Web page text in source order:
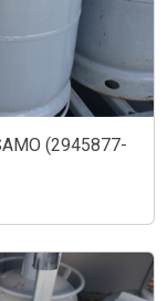
(2945877-